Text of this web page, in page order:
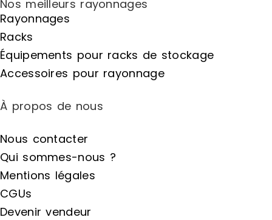
Nos meilleurs rayonnages
Rayonnages
Racks
Équipements pour racks de stockage
Accessoires pour rayonnage
À propos de nous
Nous contacter
Qui sommes-nous ?
Mentions légales
CGUs
Devenir vendeur